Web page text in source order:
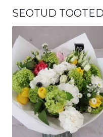
SEOTUD TOOTED